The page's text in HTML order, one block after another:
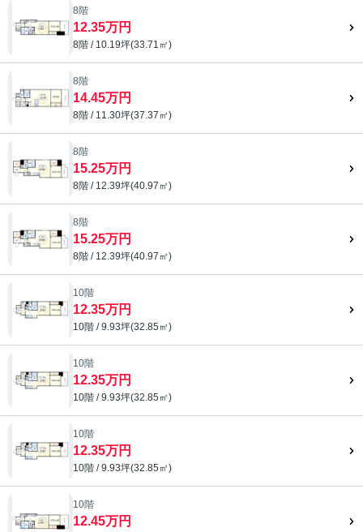
8階
12.35万円
8階 / 10.19坪(33.71㎡)
8階
14.45万円
8階 / 11.30坪(37.37㎡)
8階
15.25万円
8階 / 12.39坪(40.97㎡)
8階
15.25万円
8階 / 12.39坪(40.97㎡)
10階
12.35万円
10階 / 9.93坪(32.85㎡)
10階
12.35万円
10階 / 9.93坪(32.85㎡)
10階
12.35万円
10階 / 9.93坪(32.85㎡)
10階
12.45万円